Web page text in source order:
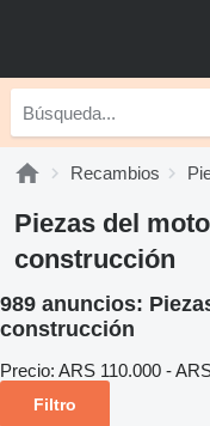
Recambios
Piezas del
construcción
989 anuncios:
construcción
Precio: ARS 110.000 -
Filtro